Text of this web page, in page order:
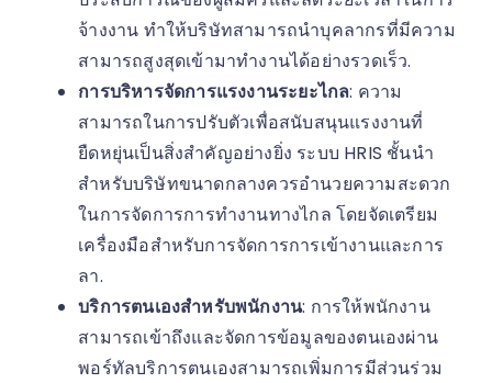
จ้างงาน ทำให้บริษัทสามารถนำบุคลากรที่มีความ
สามารถสูงสุดเข้ามาทำงานได้อย่างรวดเร็ว.
การบริหารจัดการแรงงานระยะไกล: ความ
สามารถในการปรับตัวเพื่อสนับสนุนแรงงานที่
ยืดหยุ่นเป็นสิ่งสำคัญอย่างยิ่ง ระบบ HRIS ชั้นนำ
สำหรับบริษัทขนาดกลางควรอำนวยความสะดวก
ในการจัดการการทำงานทางไกล โดยจัดเตรียม
เครื่องมือสำหรับการจัดการการเข้างานและการ
ลา.
บริการตนเองสำหรับพนักงาน: การให้พนักงาน
สามารถเข้าถึงและจัดการข้อมูลของตนเองผ่าน
พอร์ทัลบริการตนเองสามารถเพิ่มการมีส่วนร่วม